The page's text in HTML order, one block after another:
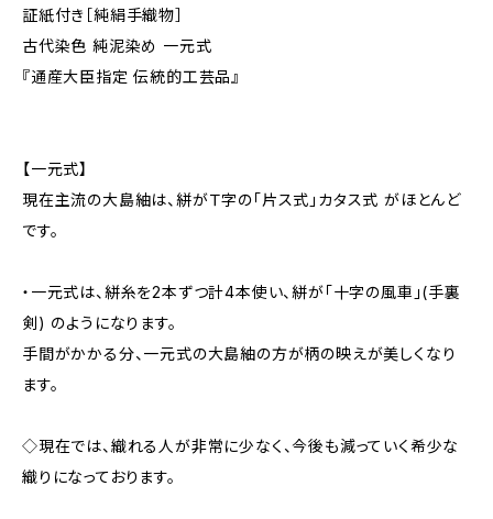
証紙付き［純絹手織物］
古代染色 純泥染め 一元式
『通産大臣指定 伝統的工芸品』
【一元式】
現在主流の大島紬は、絣がＴ字の「片ス式」カタス式 がほとんど
です。
・一元式は、絣糸を2本ずつ計4本使い、絣が「十字の風車」(手裏
剣) のようになります。
手間がかかる分、一元式の大島紬の方が柄の映えが美しくなり
ます。
◇現在では、織れる人が非常に少なく、今後も減っていく希少な
織りになっております。